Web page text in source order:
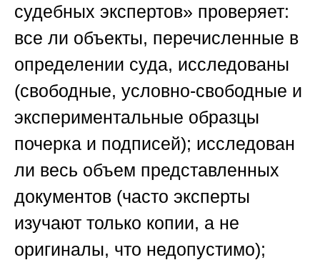
судебных экспертов» проверяет:
все ли объекты, перечисленные в
определении суда, исследованы
(свободные, условно-свободные и
экспериментальные образцы
почерка и подписей); исследован
ли весь объем представленных
документов (часто эксперты
изучают только копии, а не
оригиналы, что недопустимо);